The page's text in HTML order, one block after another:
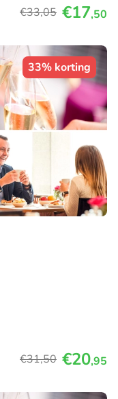
€33,05 €17,50
33% korting
€31,50 €20,95